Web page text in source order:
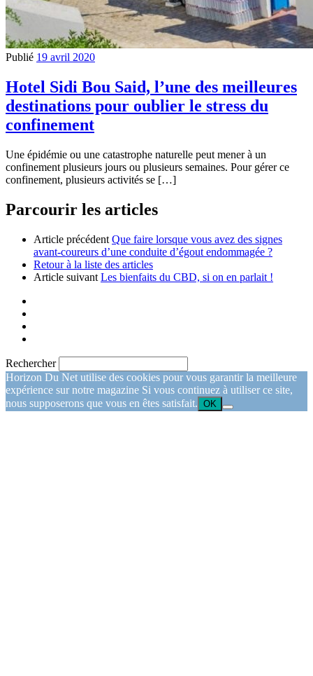
Publié 19 avril 2020
Hotel Sidi Bou Said, l’une des meilleures
destinations pour oublier le stress du
confinement
Une épidémie ou une catastrophe naturelle peut mener à un
confinement plusieurs jours ou plusieurs semaines. Pour gérer ce
confinement, plusieurs activités se […]
Parcourir les articles
Article précédent Que faire lorsque vous avez des signes
avant-coureurs d’une conduite d’égout endommagée ?
Retour à la liste des articles
Article suivant Les bienfaits du CBD, si on en parlait !
Rechercher
Horizon Du Net utilise des cookies pour vous garantir la meilleure
expérience sur notre magazine Si vous continuez à utiliser ce site,
nous supposerons que vous en êtes satisfait. OK